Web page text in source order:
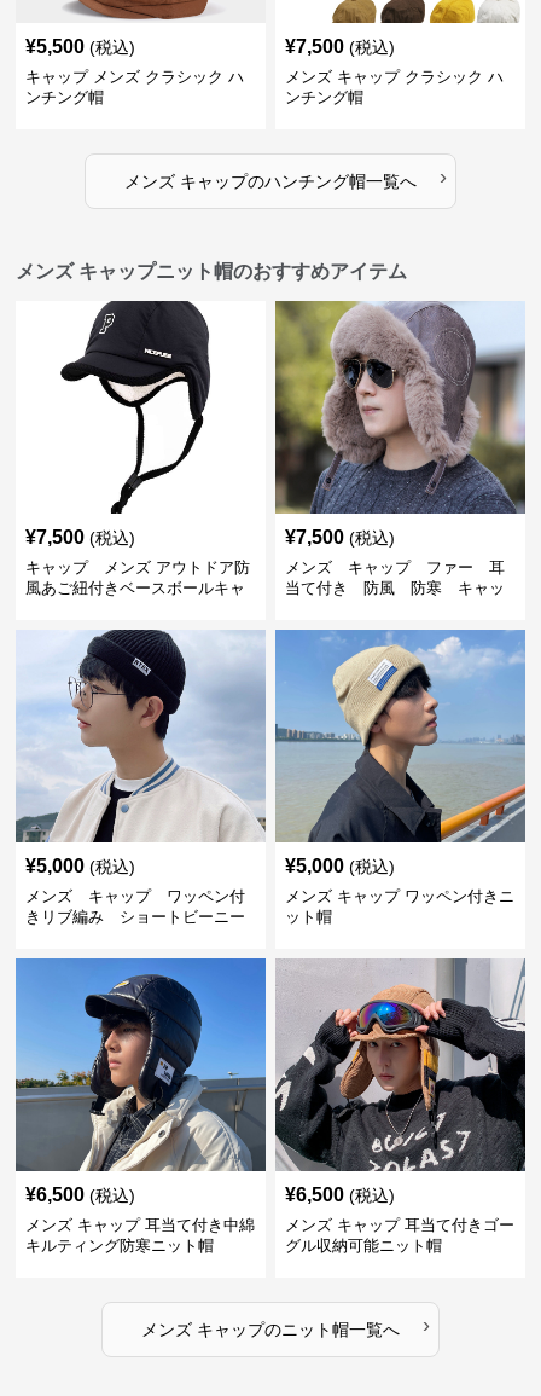
¥5,500 (税込)
キャップ メンズ クラシック ハ
ンチング帽
¥7,500 (税込)
メンズ キャップ クラシック ハ
ンチング帽
メンズ キャップのハンチング帽一覧へ ›
メンズ キャップニット帽のおすすめアイテム
¥7,500 (税込)
キャップ メンズ アウトドア防
風あご紐付きベースボールキャ
¥7,500 (税込)
メンズ キャップ ファー 耳
当て付き 防風 防寒 キャッ
¥5,000 (税込)
メンズ キャップ ワッペン付
きリブ編み ショートビーニー
¥5,000 (税込)
メンズ キャップ ワッペン付きニ
ット帽
¥6,500 (税込)
メンズ キャップ 耳当て付き中綿
キルティング防寒ニット帽
¥6,500 (税込)
メンズ キャップ 耳当て付きゴー
グル収納可能ニット帽
メンズ キャップのニット帽一覧へ ›